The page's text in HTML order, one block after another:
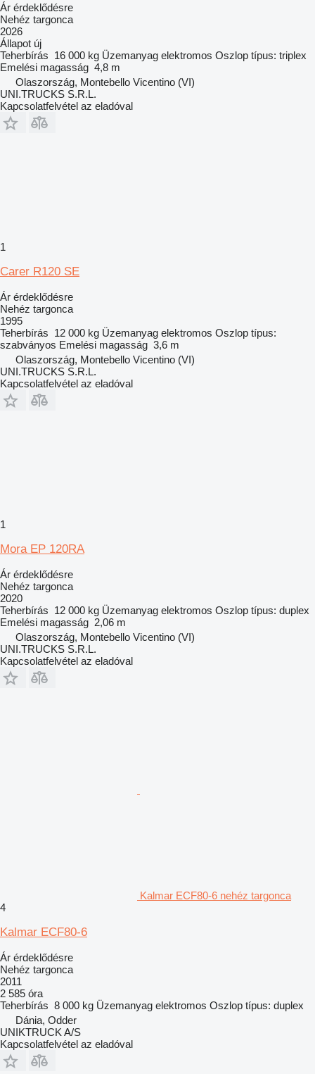
Ár érdeklődésre
Nehéz targonca
2026
Állapot új
Teherbírás 16 000 kg Üzemanyag elektromos Oszlop típus: triplex
Emelési magasság 4,8 m
Olaszország, Montebello Vicentino (VI)
UNI.TRUCKS S.R.L.
Kapcsolatfelvétel az eladóval
1
Carer R120 SE
Ár érdeklődésre
Nehéz targonca
1995
Teherbírás 12 000 kg Üzemanyag elektromos Oszlop típus:
szabványos Emelési magasság 3,6 m
Olaszország, Montebello Vicentino (VI)
UNI.TRUCKS S.R.L.
Kapcsolatfelvétel az eladóval
1
Mora EP 120RA
Ár érdeklődésre
Nehéz targonca
2020
Teherbírás 12 000 kg Üzemanyag elektromos Oszlop típus: duplex
Emelési magasság 2,06 m
Olaszország, Montebello Vicentino (VI)
UNI.TRUCKS S.R.L.
Kapcsolatfelvétel az eladóval
Kalmar ECF80-6 nehéz targonca
4
Kalmar ECF80-6
Ár érdeklődésre
Nehéz targonca
2011
2 585 óra
Teherbírás 8 000 kg Üzemanyag elektromos Oszlop típus: duplex
Dánia, Odder
UNIKTRUCK A/S
Kapcsolatfelvétel az eladóval